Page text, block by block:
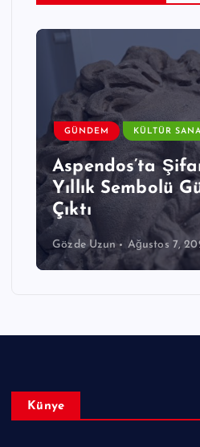
GÜNDEM KÜLTÜR
Aspendos’ta
Yıllık Sembolü
Çıktı
Gözde Uzun Ağustos 7,
Künye